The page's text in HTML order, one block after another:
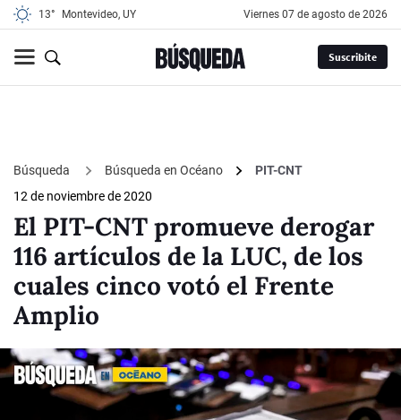
13° Montevideo, UY viernes 07 de agosto de 2026
Suscribite
Búsqueda Búsqueda en Océano
PIT-CNT
12 de noviembre de 2020
El PIT-CNT promueve derogar
116 artículos de la LUC, de los
cuales cinco votó el Frente
Amplio